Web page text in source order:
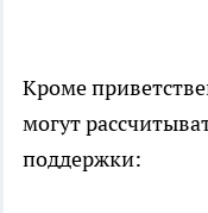
Кроме
могут
поддержки: